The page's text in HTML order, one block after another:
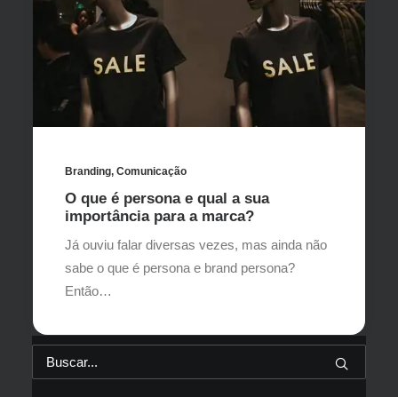
Branding, Comunicação
O que é persona e qual a sua
importância para a marca?
Já ouviu falar diversas vezes, mas ainda não
sabe o que é persona e brand persona?
Então…